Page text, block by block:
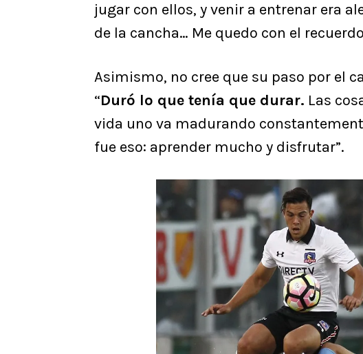
jugar con ellos, y venir a entrenar era
de la cancha… Me quedo con el
Asimismo, no cree que su paso por el
“Duró lo que tenía que durar. Las
vida uno va madurando
fue eso: aprender mucho y disfrutar”.